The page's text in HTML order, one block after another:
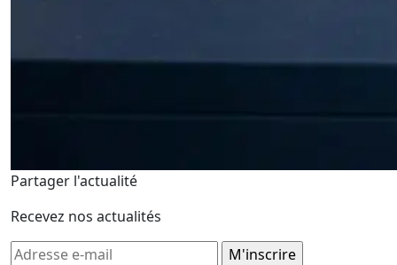
Partager l'actualité
Recevez nos actualités